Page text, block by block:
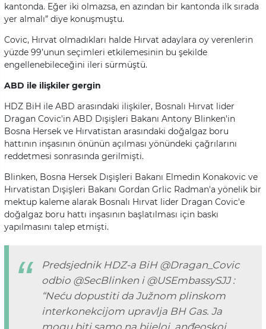
kantonda. Eğer iki olmazsa, en azından bir kantonda ilk sırada
yer almalı” diye konuşmuştu.
Covic, Hırvat olmadıkları halde Hırvat adaylara oy verenlerin
yüzde 99’unun seçimleri etkilemesinin bu şekilde
engellenebileceğini ileri sürmüştü.
ABD ile ilişkiler gergin
HDZ BiH ile ABD arasındaki ilişkiler, Bosnalı Hırvat lider
Dragan Covic'in ABD Dışişleri Bakanı Antony Blinken'in
Bosna Hersek ve Hırvatistan arasındaki doğalgaz boru
hattının inşasının önünün açılması yönündeki çağrılarını
reddetmesi sonrasında gerilmişti.
Blinken, Bosna Hersek Dışişleri Bakanı Elmedin Konakovic ve
Hırvatistan Dışişleri Bakanı Gordan Grlic Radman'a yönelik bir
mektup kaleme alarak Bosnalı Hırvat lider Dragan Covic'e
doğalgaz boru hattı inşasının başlatılması için baskı
yapılmasını talep etmişti.
Predsjednik HDZ-a BiH @Dragan_Covic
odbio @SecBlinkeni @USEmbassySJJ:
“Neću dopustiti da Južnom plinskom
interkonekcijom upravlja BH Gas. Ja
mogu biti samo na bijeloj, anđeoskoj